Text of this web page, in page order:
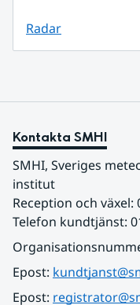
Radar
Kontakta SMHI
SMHI, Sveriges
institut
Reception och växel:
Telefon kundtjänst:
Epost:
Epost: